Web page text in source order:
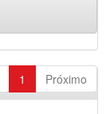
1 Próximo